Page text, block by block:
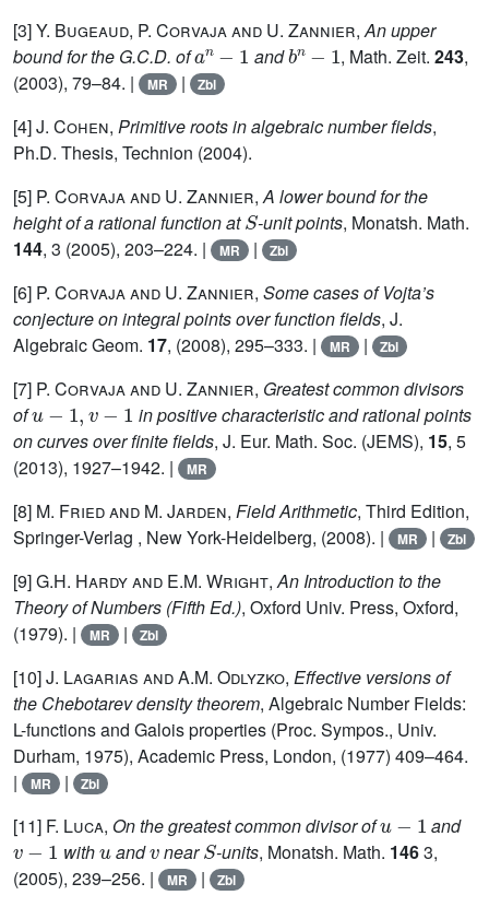
[3]Y. Bugeaud, P. Corvaja and U. Zannier,An upper
bound for the G.C.D. of
an-1
and
bn-1
, Math. Zeit.243,
(2003), 79–84. |
MR | Zbl
[4]J. Cohen, Primitive roots in algebraic number fields,
Ph.D. Thesis, Technion (2004).
[5] P. Corvaja and U. Zannier,A lower bound for the
height of a rational function at
S
-unit points, Monatsh. Math.
144, 3 (2005), 203–224. | MR | Zbl
[6] P. Corvaja and U. Zannier, Some cases of Vojta’s
conjecture on integral points over function fields, J.
Algebraic Geom. 17, (2008), 295–333. | MR | Zbl
[7] P. Corvaja and U. Zannier, Greatest common divisors
of
u-1,v-1
in positive characteristic and rational points
on curves over finite fields, J. Eur. Math. Soc. (JEMS), 15, 5
(2013), 1927–1942. |
MR
[8] M. Fried and M. Jarden, Field Arithmetic, Third Edition,
Springer-Verlag , New York-Heidelberg, (2008). |
MR | Zbl
[9]G.H. Hardy and E.M. Wright,An Introduction to the
Theory of Numbers (Fifth Ed.), Oxford Univ. Press, Oxford,
(1979). |
MR | Zbl
[10]J. Lagarias and A.M. Odlyzko, Effective versions of
the Chebotarev density theorem, Algebraic Number Fields:
L-functions and Galois properties (Proc. Sympos., Univ.
Durham, 1975), Academic Press, London, (1977) 409–464.
|
MR | Zbl
[11] F. Luca, On the greatest common divisor of and
v- 1
with
u
and
v
near
S
-units, Monatsh. Math. 1463,
(2005), 239–256. |
MR | Zbl